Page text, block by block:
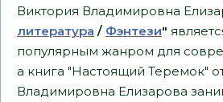
Виктория Владимировна
литература / Фэнтези"
популярным жанром для
а книга "Настоящий Теремок"
Владимировна Елизарова